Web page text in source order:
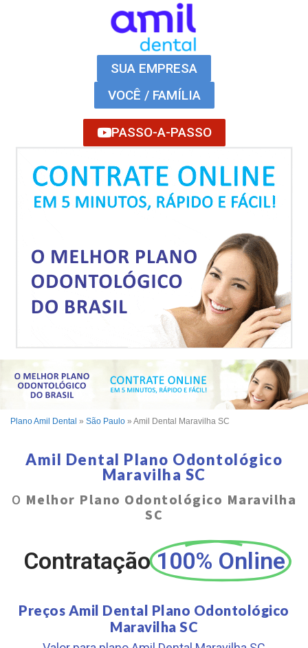
SUA EMPRESA
VOCÊ / FAMÍLIA
PASSO-A-PASSO
Plano Amil Dental » São Paulo » Amil Dental Maravilha SC
Amil Dental Plano Odontológico
Maravilha SC
O Melhor Plano Odontológico Maravilha
SC
Contratação 100% Online
Preços Amil Dental Plano Odontológico
Maravilha SC